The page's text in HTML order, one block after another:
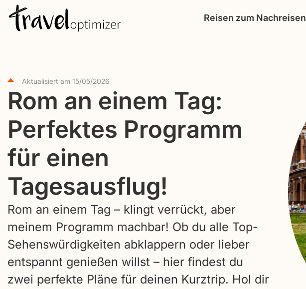
Reisen zum Nachreisen
Aktualisiert am 15/05/2026
Rom an einem Tag:
Perfektes Programm
für einen
Tagesausflug!
Rom an einem Tag – klingt verrückt, aber
meinem Programm machbar! Ob du alle Top-
Sehenswürdigkeiten abklappern oder lieber
entspannt genießen willst – hier findest du
zwei perfekte Pläne für deinen Kurztrip. Hol dir